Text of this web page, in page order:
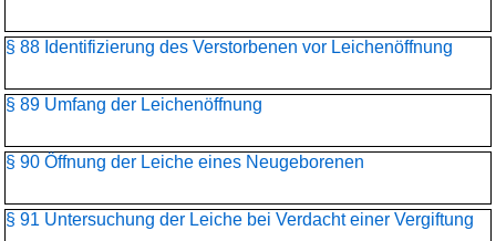
§ 88 Identifizierung des Verstorbenen vor Leichenöffnung
§ 89 Umfang der Leichenöffnung
§ 90 Öffnung der Leiche eines Neugeborenen
§ 91 Untersuchung der Leiche bei Verdacht einer Vergiftung